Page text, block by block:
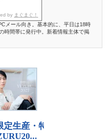
by まぐまぐ！
メール向き。基本的に、平日は18時
時間帯に発行中。新着情報主体で掲